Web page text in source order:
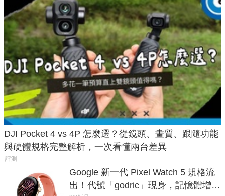
DJI Pocket 4 vs 4P 怎麼選？從鏡頭、畫質、跟隨功能
與硬體規格完整解析，一次看懂兩台差異
評測
Google 新一代 Pixel Watch 5 規格流
出！代號「godric」現身，記憶體增強